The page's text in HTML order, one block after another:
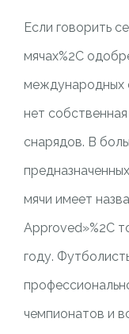
Если говорить
мячах%2C
международных
нет
снарядов. В
мячи имеет
Approved»%2C
году.
чемпионатов и